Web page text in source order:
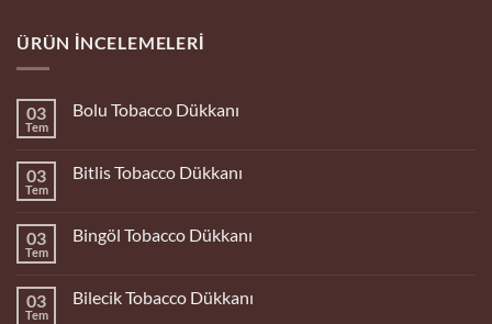
ÜRÜN İNCELEMELERI
03
Tem
Bolu Tobacco Dükkanı
Tobacco
03
Tem
Bitlis Tobacco Dükkanı
Tobacco
03
Tem
Bingöl Tobacco Dükkanı
Tobacco
03
Tem
Bilecik Tobacco Dükkanı